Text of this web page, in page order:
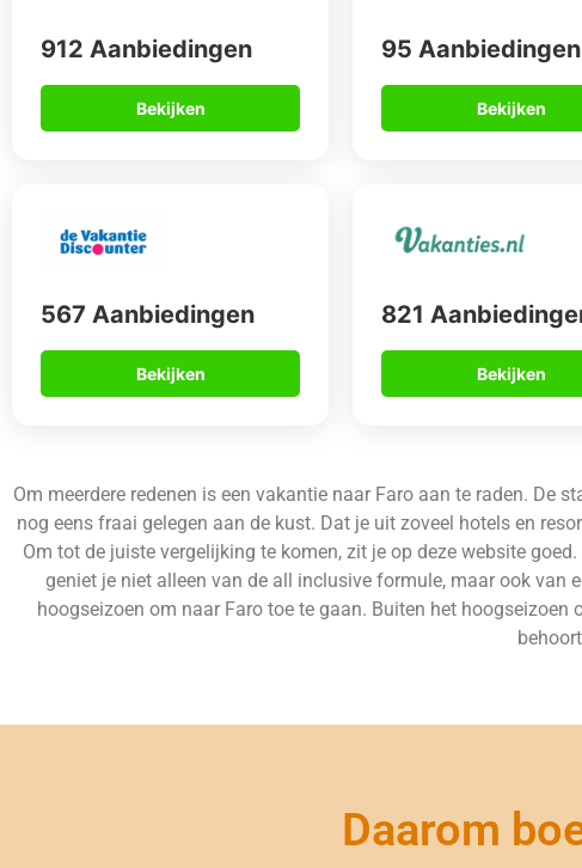
912 Aanbiedingen
Bekijken
95 Aanbiedingen
Bekijken
567 Aanbiedingen
Bekijken
821
Bekijken
Om meerdere redenen is een vakantie naar Faro aan te raden. De
nog eens fraai gelegen aan de kust. Dat je uit zoveel hotels en
Om tot de juiste vergelijking te komen, zit je op deze website
geniet je niet alleen van de all inclusive formule, maar ook
hoogseizoen om naar Faro toe te gaan. Buiten het hoogseizoen
Daarom